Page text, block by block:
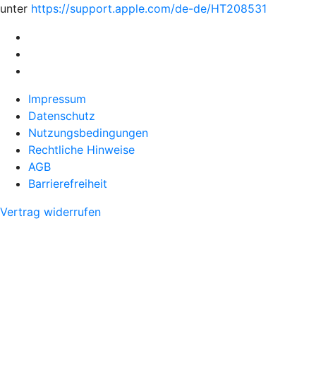
unter https://support.apple.com/de-de/HT208531
Impressum
Datenschutz
Nutzungsbedingungen
Rechtliche Hinweise
AGB
Barrierefreiheit
Vertrag widerrufen